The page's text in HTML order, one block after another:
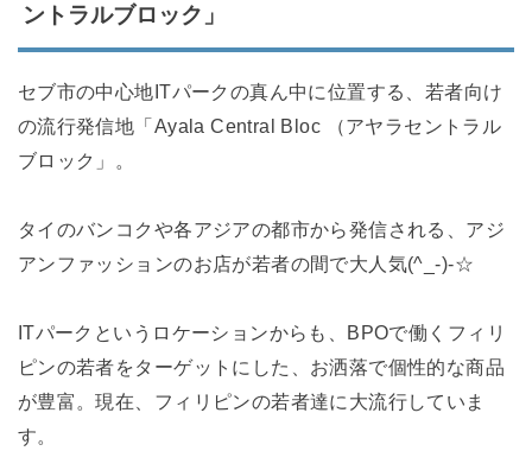
ントラルブロック」
セブ市の中心地ITパークの真ん中に位置する、若者向け
の流行発信地「Ayala Central Bloc （アヤラセントラル
ブロック」。
タイのバンコクや各アジアの都市から発信される、アジ
アンファッションのお店が若者の間で大人気(^_-)-☆
ITパークというロケーションからも、BPOで働くフィリ
ピンの若者をターゲットにした、お洒落で個性的な商品
が豊富。現在、フィリピンの若者達に大流行していま
す。